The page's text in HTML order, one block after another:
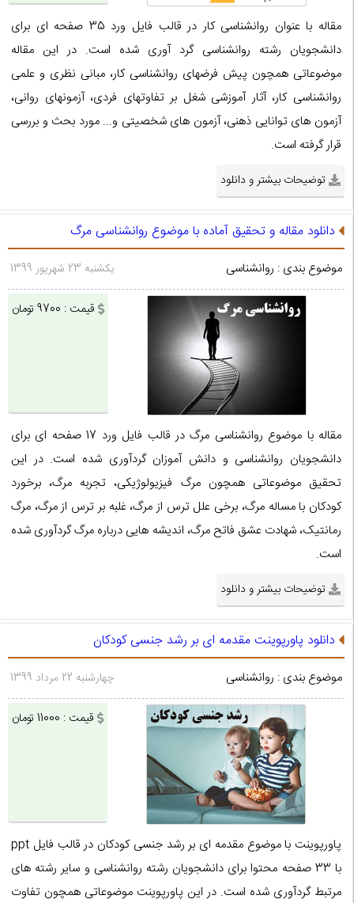
مقاله با عنوان روانشناسی کار در قالب فایل ورد 35 صفحه ای برای
دانشجویان رشته روانشناسی گرد آوری شده است. در این مقاله
موضوعاتی همچون پیش فرضهای روانشناسی کار، مبانی نظری و علمی
روانشناسی کار، آثار آموزشی شغل بر تفاوتهای فردی، آزمونهای روانی،
آزمون های توانایی ذهنی، آزمون های شخصیتی و... مورد بحث و بررسی
قرار گرفته است.
توضیحات بیشتر و دانلود
دانلود مقاله و تحقیق آماده با موضوع روانشناسی مرگ
موضوع بندی : روانشناسی یکشنبه 23 شهریور 1399
قیمت : 9700 تومان
مقاله با موضوع روانشناسی مرگ در قالب فایل ورد 17 صفحه ای برای
دانشجویان روانشناسی و دانش آموزان گردآوری شده است. در این
تحقیق موضوعاتی همچون مرگ فیزیولوژیکی، تجربه مرگ، برخورد
کودکان با مساله مرگ، برخی علل ترس از مرگ، غلبه بر ترس از مرگ، مرگ
رمانتیک، شهادت عشق فاتح مرگ، اندیشه هایی درباره مرگ گردآوری شده
است.
توضیحات بیشتر و دانلود
دانلود پاورپوینت مقدمه ای بر رشد جنسی کودکان
موضوع بندی : روانشناسی چهارشنبه 22 مرداد 1399
قیمت : 11000 تومان
پاورپوینت با موضوع مقدمه ای بر رشد جنسی کودکان در قالب فایل ppt
با 33 صفحه محتوا برای دانشجویان رشته روانشناسی و سایر رشته های
مرتبط گردآوری شده است. در این پاورپوینت موضوعاتی همچون تفاوت